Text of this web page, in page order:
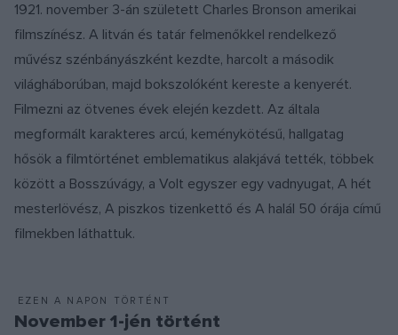
1921. november 3-án született Charles Bronson amerikai
filmszínész. A litván és tatár felmenőkkel rendelkező
művész szénbányászként kezdte, harcolt a második
világháborúban, majd bokszolóként kereste a kenyerét.
Filmezni az ötvenes évek elején kezdett. Az általa
megformált karakteres arcú, keménykötésű, hallgatag
hősök a filmtörténet emblematikus alakjává tették, többek
között a Bosszúvágy, a Volt egyszer egy vadnyugat, A hét
mesterlövész, A piszkos tizenkettő és A halál 50 órája című
filmekben láthattuk.
EZEN A NAPON TÖRTÉNT
November 1-jén történt